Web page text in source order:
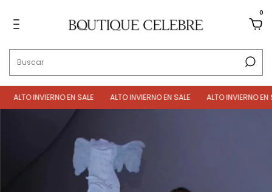
0
ALTO INVIERNO EN SALE ALTO INVIERNO EN SALE ALTO INVIERNO EN